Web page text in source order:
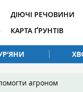
ДІЮЧІ РЕЧОВИНИ
КАРТА ҐРУНТІВ
агроном